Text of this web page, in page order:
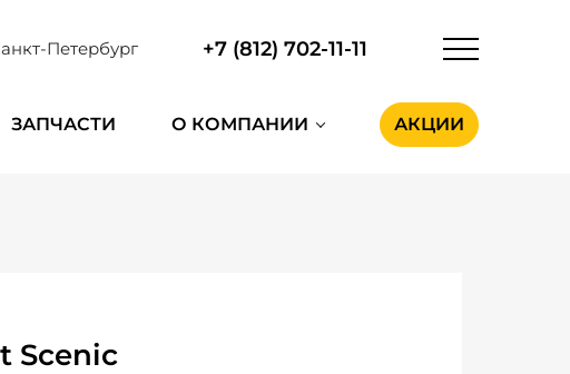
Петербург +7 (812) 702-11-11
ЗАПЧАСТИ О КОМПАНИИ АКЦИИ
Scenic